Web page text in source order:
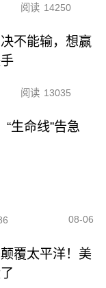
阅读 14250
不能输，想赢
阅读 13035
生命线”告急
08-06
覆太平洋！美